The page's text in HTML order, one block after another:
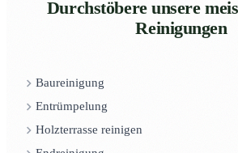
Durchstöbere unsere
Reinigungen
Baureinigung
Entrümpelung
Holzterrasse reinigen